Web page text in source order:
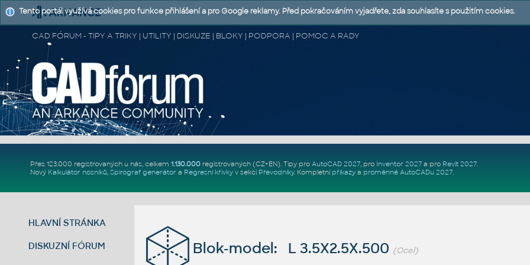
CAD FÓRUM - TIPY A TRIKY | UTILITY | DISKUZE | BLOKY | PODPORA | POMOC A RADY
Přes 123.000 registrovaných u nás, celkem 1.130.000registrovaných (CZ+EN). Tipy pro AutoCAD 2027, pro Inventor 2027a pro Revit 2027.
Nový Kalkulátor nosníků, Spirograf generátor a Regresní křivkyv sekci Převodníky. Kompletní příkazya proměnné AutoCADu 2027.
HLAVNÍ STRÁNKA
DISKUZNÍ FÓRUM Blok-model: L 3.5X2.5X.500 (Ocel)
Tento portál využívá cookies pro funkce přihlášení a pro Google reklamy. Před pokračováním vyjadřete, zda souhlasíte s použitím cookies.